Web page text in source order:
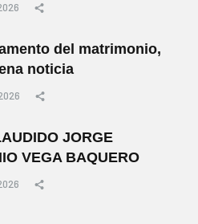
del matrimonio,
noticia
JORGE
VEGA BAQUERO